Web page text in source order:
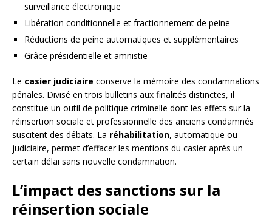
surveillance électronique
Libération conditionnelle et fractionnement de peine
Réductions de peine automatiques et supplémentaires
Grâce présidentielle et amnistie
Le casier judiciaire conserve la mémoire des condamnations
pénales. Divisé en trois bulletins aux finalités distinctes, il
constitue un outil de politique criminelle dont les effets sur la
réinsertion sociale et professionnelle des anciens condamnés
suscitent des débats. La réhabilitation, automatique ou
judiciaire, permet d’effacer les mentions du casier après un
certain délai sans nouvelle condamnation.
L’impact des sanctions sur la
réinsertion sociale